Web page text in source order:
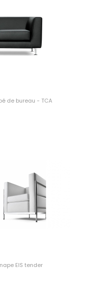
de bureau - TCA
EIS tender